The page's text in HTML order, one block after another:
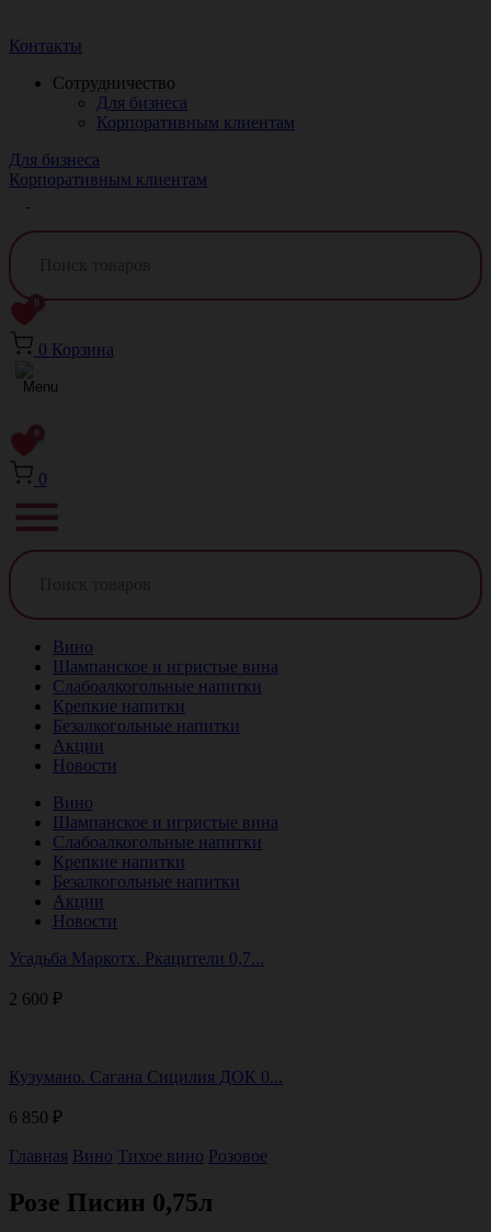
Контакты
Сотрудничество
Для бизнеса
Корпоративным клиентам
Для бизнеса
Корпоративным клиентам
0
0 Корзина
0
0
Вино
Шампанское и игристые вина
Слабоалкогольные напитки
Крепкие напитки
Безалкогольные напитки
Акции
Новости
Вино
Шампанское и игристые вина
Слабоалкогольные напитки
Крепкие напитки
Безалкогольные напитки
Акции
Новости
Усадьба Маркотх. Ркацители 0,7...
2 600 ₽
Кузумано. Сагана Сицилия ДОК 0...
6 850 ₽
Главная Вино Тихое вино Розовое
Розе Писин 0,75л